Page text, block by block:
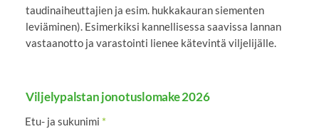
taudinaiheuttajien ja esim. hukkakauran siementen
leviäminen). Esimerkiksi kannellisessa saavissa lannan
vastaanotto ja varastointi lienee kätevintä viljelijälle.
Viljelypalstan jonotuslomake 2026
Etu- ja sukunimi *